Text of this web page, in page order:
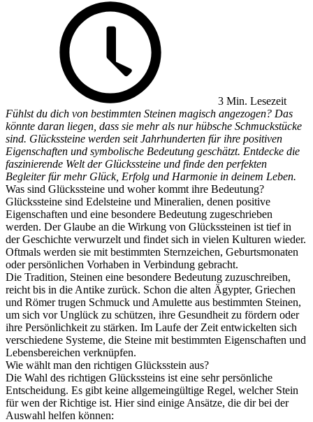
3 Min. Lesezeit
Fühlst du dich von bestimmten Steinen magisch angezogen? Das
könnte daran liegen, dass sie mehr als nur hübsche Schmuckstücke
sind. Glückssteine werden seit Jahrhunderten für ihre positiven
Eigenschaften und symbolische Bedeutung geschätzt. Entdecke die
faszinierende Welt der Glückssteine und finde den perfekten
Begleiter für mehr Glück, Erfolg und Harmonie in deinem Leben.
Was sind Glückssteine und woher kommt ihre Bedeutung?
Glückssteine sind Edelsteine und Mineralien, denen positive
Eigenschaften und eine besondere Bedeutung zugeschrieben
werden. Der Glaube an die Wirkung von Glückssteinen ist tief in
der Geschichte verwurzelt und findet sich in vielen Kulturen wieder.
Oftmals werden sie mit bestimmten Sternzeichen, Geburtsmonaten
oder persönlichen Vorhaben in Verbindung gebracht.
Die Tradition, Steinen eine besondere Bedeutung zuzuschreiben,
reicht bis in die Antike zurück. Schon die alten Ägypter, Griechen
und Römer trugen Schmuck und Amulette aus bestimmten Steinen,
um sich vor Unglück zu schützen, ihre Gesundheit zu fördern oder
ihre Persönlichkeit zu stärken. Im Laufe der Zeit entwickelten sich
verschiedene Systeme, die Steine mit bestimmten Eigenschaften und
Lebensbereichen verknüpfen.
Wie wählt man den richtigen Glücksstein aus?
Die Wahl des richtigen Glückssteins ist eine sehr persönliche
Entscheidung. Es gibt keine allgemeingültige Regel, welcher Stein
für wen der Richtige ist. Hier sind einige Ansätze, die dir bei der
Auswahl helfen können: